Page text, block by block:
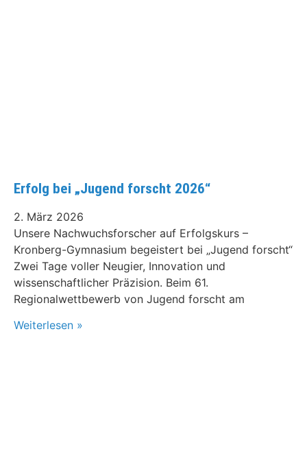
Erfolg bei „Jugend forscht 2026“
2. März 2026
Unsere Nachwuchsforscher auf Erfolgskurs –
Kronberg-Gymnasium begeistert bei „Jugend forscht“
Zwei Tage voller Neugier, Innovation und
wissenschaftlicher Präzision. Beim 61.
Regionalwettbewerb von Jugend forscht am
Weiterlesen »